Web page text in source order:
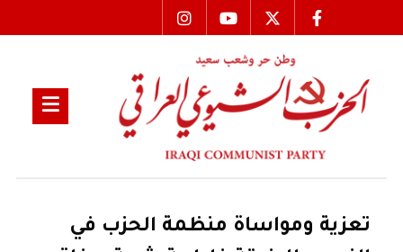
تعزية ومواساة منظمة الحزب في